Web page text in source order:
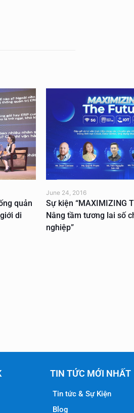
quản
di
June 24, 2016
Sự kiện “MAXIMIZING
Nâng tầm tương lai số
nghiệp”
TIN TỨC MỚI NHẤT
Tin tức & Sự Kiện
Blog